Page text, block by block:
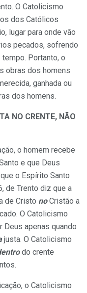
O Catolicismo
dos Católicos
lugar para onde vão
pecados, sofrendo
Portanto, o
obras dos homens
ganhada ou
dos homens.
NO CRENTE, NÃO
o homem recebe
e que Deus
o Espírito Santo
de Trento diz que a
de Cristo noCristão a
O Catolicismo
Deus apenas quando
justa. O Catolicismo
do crente
o Catolicismo